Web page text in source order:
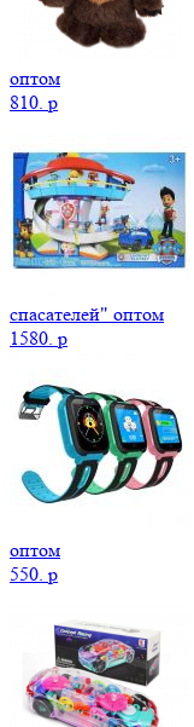
оптом
810. p
спасателей" оптом
1580. p
оптом
550. p